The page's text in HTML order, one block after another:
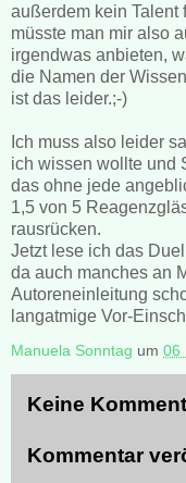
außerdem kein Talent
müsste man mir also
irgendwas anbieten,
die Namen der
ist das leider.;-)
Ich muss also leider
ich wissen wollte und
das ohne jede
1,5 von 5
rausrücken.
Jetzt lese ich das
da auch manches an
Autoreneinleitung
langatmige Vor-
Manuela Sonntag um 06
Keine
Kommentar